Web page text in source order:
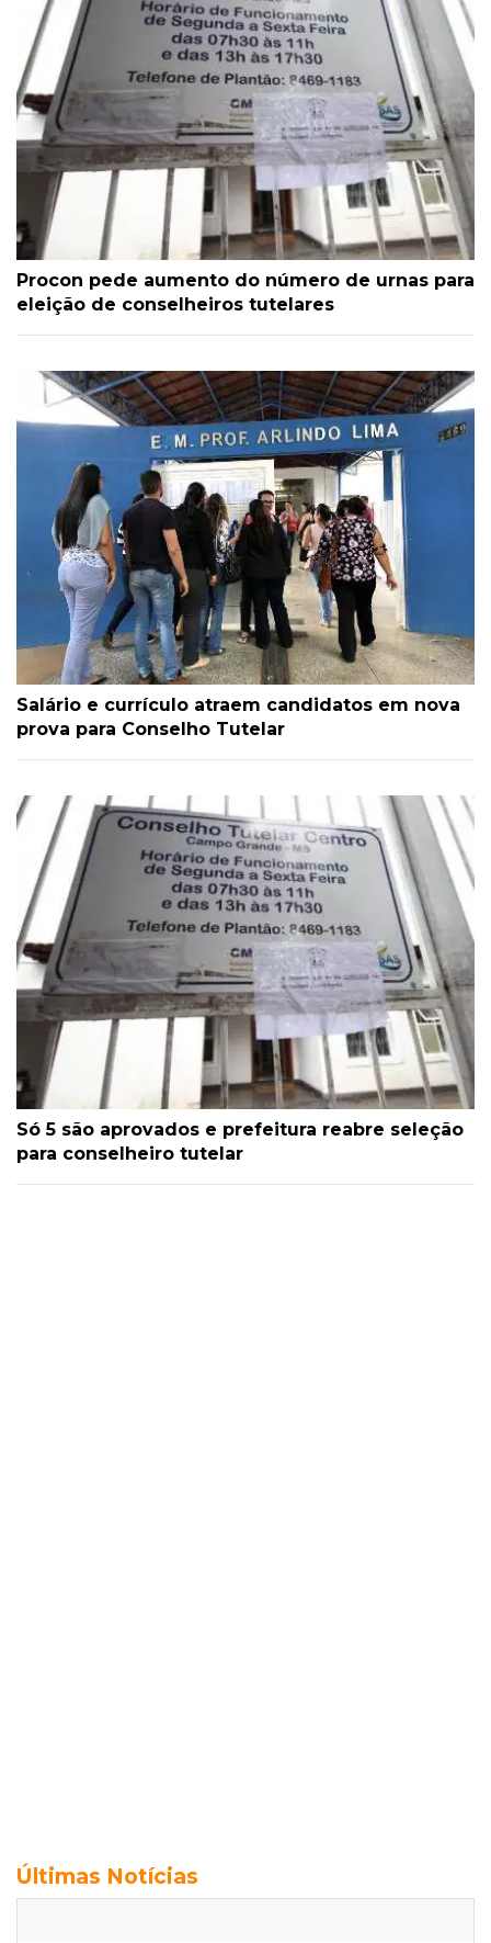
Procon pede aumento do número de urnas para
eleição de conselheiros tutelares
Salário e currículo atraem candidatos em nova
prova para Conselho Tutelar
Só 5 são aprovados e prefeitura reabre seleção
para conselheiro tutelar
Últimas Notícias